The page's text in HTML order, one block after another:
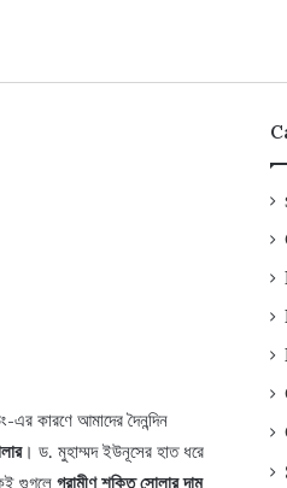
এর কারণে আমাদের দৈনন্দিন
। ড. মুহাম্মদ ইউনূসের হাত ধরে
গুগলে গ্রামীণ শক্তি সোলার দাম